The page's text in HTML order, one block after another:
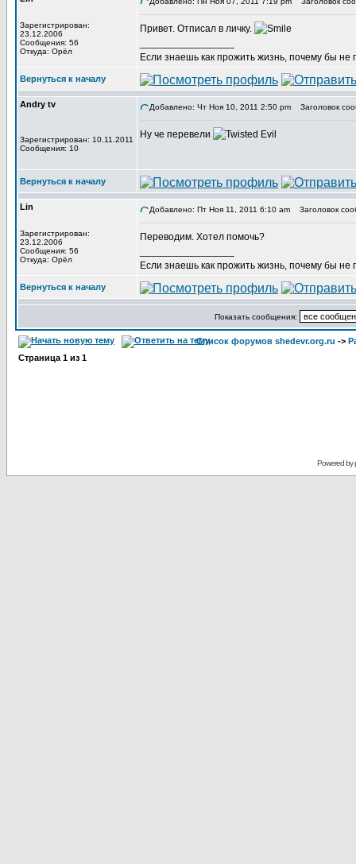
Зарегистрирован:
23.12.2006
Сообщения: 56
Откуда: Орёл
Привет. Отписал в личку.
Если знаешь как прожить жизнь, почему бы не
Вернуться к началу
Andry tv
Зарегистрирован: 10.11.2011
Сообщения: 10
Добавлено: Чт Ноя 10, 2011 2:50 pm Заголовок
Ну че перевели
Вернуться к началу
Lin
Зарегистрирован:
23.12.2006
Сообщения: 56
Откуда: Орёл
Добавлено: Пт Ноя 11, 2011 6:10 am Заголовок
Переводим. Хотел помочь?
Если знаешь как прожить жизнь, почему бы не
Вернуться к началу
Показать сообщения:
Список форумов shedevr.org.ru ->
Страница 1 из 1
Powered by